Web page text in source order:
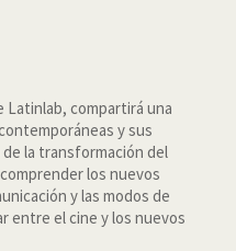
Latinlab, compartirá una
y sus
la transformación del
los nuevos
y las modos de
entre el cine y los nuevos